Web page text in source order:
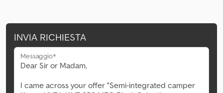
INVIA RICHIESTA
Messaggio*